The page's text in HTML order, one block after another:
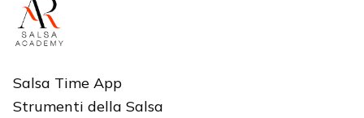
Salsa Time App
Strumenti della Salsa